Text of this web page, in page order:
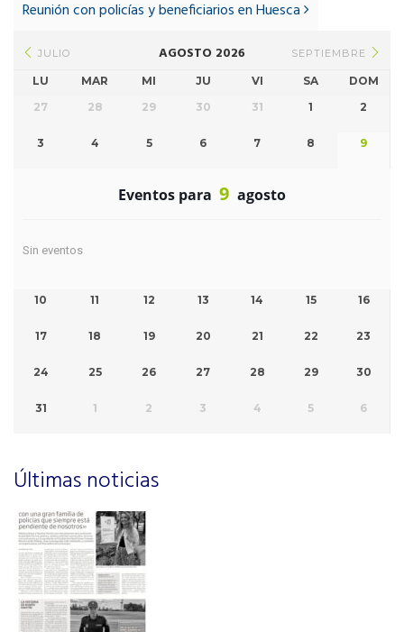
navigation
Reunión con policías y beneficiarios en Huesca
JULIO AGOSTO 2026 SEPTIEMBRE
LU MAR MI JU VI SA
DOM
27
28 29 30 31 1 2
3 4 5 6 7 8 9
Eventos para 9 agosto
Sin eventos
10 11 12 13 14 15 16
17 18 19 20 21 22 23
24 25 26 27 28 29 30
31 1 2 3 4 5 6
Últimas noticias